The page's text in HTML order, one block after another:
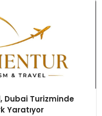
Dubai Turizminde
Yaratıyor